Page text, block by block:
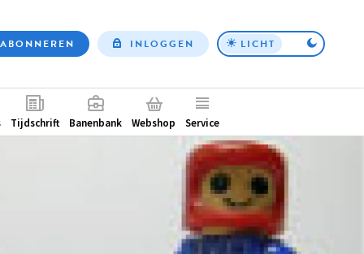
Top
ABONNEREN INLOGGEN LICHT
Tijdschrift Banenbank Webshop Service